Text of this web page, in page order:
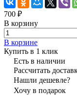
700 ₽
В корзину
В корзине
Купить в 1 клик
Есть в наличии
Рассчитать
Нашли дешевле?
Хочу в подарок